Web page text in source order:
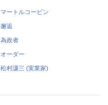
マートルコービン
邂逅
為政者
オーダー
松村謙三 (実業家)